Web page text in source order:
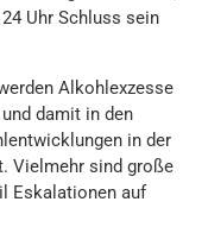
Uhr Schluss sein
Alkohlexzesse
damit in den
in der
Vielmehr sind große
Eskalationen auf